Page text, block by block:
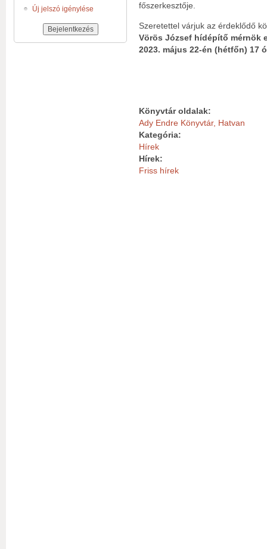
főszerkesztője.
Szeretettel várjuk az érdeklődő
Vörös József hídépítő mérnök
2023. május 22-én (hétfőn) 17
Könyvtár oldalak:
Ady Endre Könyvtár, Hatvan
Kategória:
Hírek
Hírek:
Friss hírek
Új jelszó igénylése